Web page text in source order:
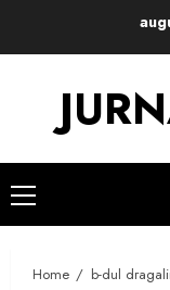
Primary
Menu
Home b-dul